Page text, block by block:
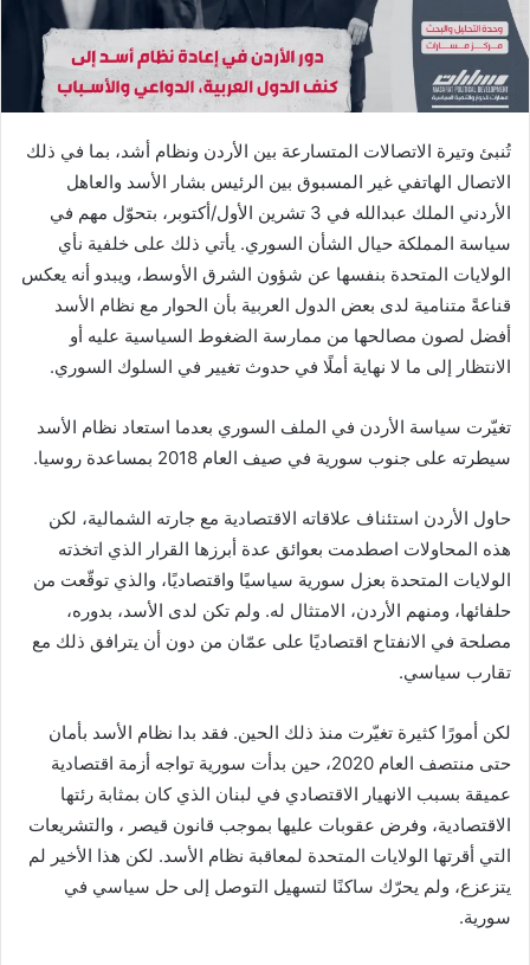
تُنبئ وتيرة الاتصالات المتسارعة بين الأردن ونظام أشد، بما في ذلك
الاتصال الهاتفي غير المسبوق بين الرئيس بشار الأسد والعاهل
الأردني الملك عبدالله في 3 تشرين الأول/أكتوبر، بتحوّل مهم في
سياسة المملكة حيال الشأن السوري. يأتي ذلك على خلفية نأي
الولايات المتحدة بنفسها عن شؤون الشرق الأوسط، ويبدو أنه يعكس
قناعةً متنامية لدى بعض الدول العربية بأن الحوار مع نظام الأسد
أفضل لصون مصالحها من ممارسة الضغوط السياسية عليه أو
الانتظار إلى ما لا نهاية أملًا في حدوث تغيير في السلوك السوري.
تغيّرت سياسة الأردن في الملف السوري بعدما استعاد نظام الأسد
سيطرته على جنوب سورية في صيف العام 2018 بمساعدة روسيا.
حاول الأردن استئناف علاقاته الاقتصادية مع جارته الشمالية، لكن
هذه المحاولات اصطدمت بعوائق عدة أبرزها القرار الذي اتخذته
الولايات المتحدة بعزل سورية سياسيًا واقتصاديًا، والذي توقّعت من
حلفائها، ومنهم الأردن، الامتثال له. ولم تكن لدى الأسد، بدوره،
مصلحة في الانفتاح اقتصاديًا على عمّان من دون أن يترافق ذلك مع
تقارب سياسي.
لكن أمورًا كثيرة تغيّرت منذ ذلك الحين. فقد بدا نظام الأسد بأمان
حتى منتصف العام 2020، حين بدأت سورية تواجه أزمة اقتصادية
عميقة بسبب الانهيار الاقتصادي في لبنان الذي كان بمثابة رئتها
الاقتصادية، وفرض عقوبات عليها بموجب قانون قيصر ، والتشريعات
التي أقرتها الولايات المتحدة لمعاقبة نظام الأسد. لكن هذا الأخير لم
يتزعزع، ولم يحرّك ساكنًا لتسهيل التوصل إلى حل سياسي في
سورية.